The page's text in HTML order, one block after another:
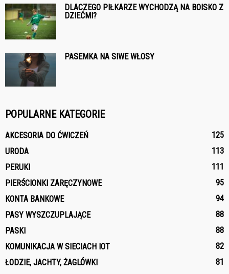
DLACZEGO PIŁKARZE WYCHODZĄ NA BOISKO Z
DZIEĆMI?
PASEMKA NA SIWE WŁOSY
POPULARNE KATEGORIE
AKCESORIA DO ĆWICZEŃ
125
URODA
113
PERUKI
111
PIERŚCIONKI ZARĘCZYNOWE
95
KONTA BANKOWE
94
PASY WYSZCZUPLAJĄCE
88
PASKI
88
KOMUNIKACJA W SIECIACH IOT
82
ŁODZIE, JACHTY, ŻAGLÓWKI
81